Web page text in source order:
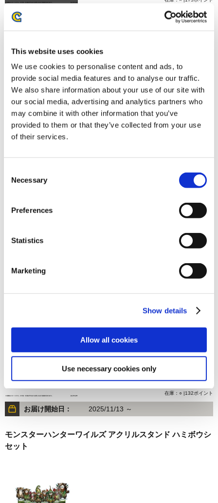
This website uses cookies
We use cookies to personalise content and ads, to
provide social media features and to analyse our traffic.
We also share information about your use of our site with
our social media, advertising and analytics partners who
may combine it with other information that you’ve
provided to them or that they’ve collected from your use
of their services.
Selection
Necessary
Preferences
Statistics
Marketing
Show details
Allow all cookies
Use necessary cookies only
(税込)
ストリートファイターリーグ: Pro-JP 2025 フェイスタオル
在庫：× |150ポイント
2,640円
在庫：○ |132ポイント
お届け開始日： 2025/11/13 ～
モンスターハンターワイルズ アクリルスタンド ハミボウシ
セット